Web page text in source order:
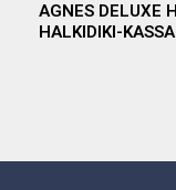
AGNES DELUXE
HALKIDIKI-